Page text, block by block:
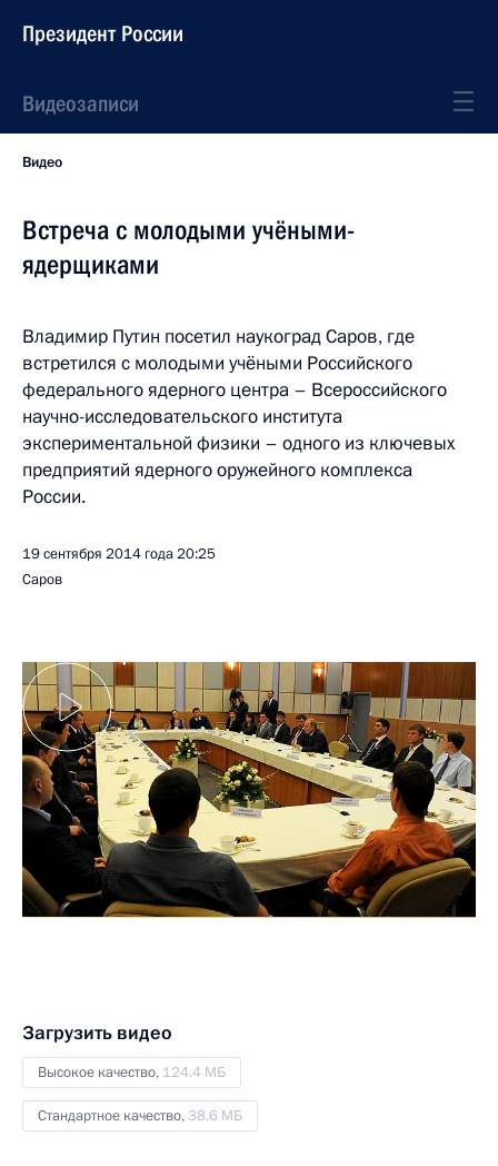
Президент России
Видеозаписи
Видео
Встреча с молодыми учёными-
ядерщиками
Владимир Путин посетил наукоград Саров, где
встретился с молодыми учёными Российского
федерального ядерного центра – Всероссийского
научно-исследовательского института
экспериментальной физики – одного из ключевых
предприятий ядерного оружейного комплекса
России.
19 сентября 2014 года20:25
Саров
Загрузить видео
Высокое качество, 124.4 МБ
Стандартное качество, 38.6 МБ